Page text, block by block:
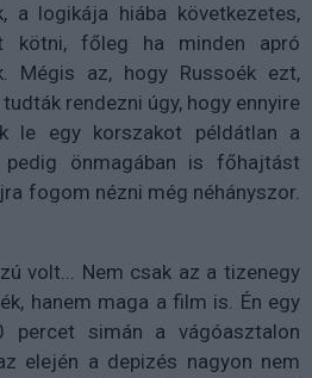
a logikája hiába következetes,
kötni, főleg ha minden apró
Mégis az, hogy Russoék ezt,
rendezni úgy, hogy ennyire
le egy korszakot példátlan a
pedig önmagában is főhajtást
fogom nézni még néhányszor.
volt... Nem csak az a tizenegy
hanem maga a film is. Én egy
percet simán a vágóasztalon
elején a depizés nagyon nem